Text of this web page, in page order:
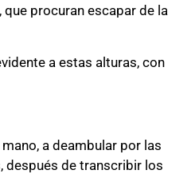
que procuran escapar de la
a estas alturas, con
a deambular por las
después de transcribir los